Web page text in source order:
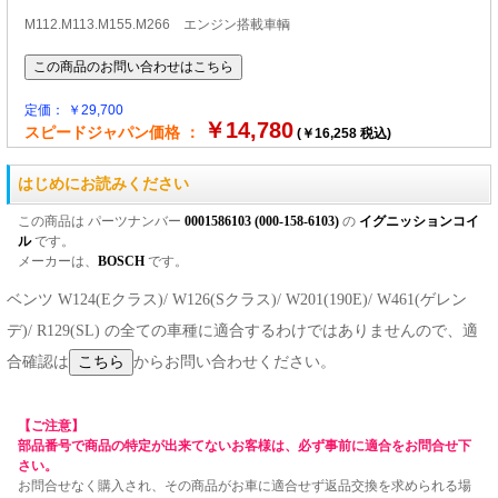
M112.M113.M155.M266 エンジン搭載車輌
定価： ￥29,700
スピードジャパン価格 ： ￥14,780 (￥16,258 税込)
はじめにお読みください
この商品は パーツナンバー 0001586103 (000-158-6103) の イグニッションコイ
ルです。
メーカーは、 BOSCH です。
ベンツ W124(Eクラス)/ W126(Sクラス)/ W201(190E)/ W461(ゲレン
デ)/ R129(SL) の全ての車種に適合するわけではありませんので、適
合確認は
からお問い合わせください。
【ご注意】
部品番号で商品の特定が出来てないお客様は、必ず事前に適合をお問合せ下
さい。
お問合せなく購入され、その商品がお車に適合せず返品交換を求められる場